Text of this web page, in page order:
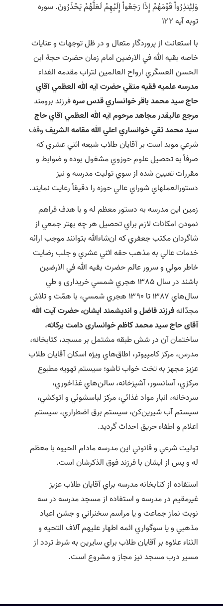
وَلِيُنذِرُواْ قَوْمَهُمْ إِذَا رَجَعُواْ إِلَيْهِمْ لَعَلَّهُمْ يَحْذَرُونَ. سوره
توبه آيه ۱۲۲
با استعانت از پروردگار متعال و در ظل توجهات و عنايات
خاصه بقيه الله في الارضين امام زمان حضرت حجة ابن
الحسن العسگري ارواح العالمين لتراب مقدمه الفداء
مدرسه علميه فقيه متقي حضرت آيه الله العظمي آقاي
حاج سيد محمد باقر خوانساري قدس سرهفرزند برومند
مرجع عاليقدر مجاهد مرحوم آيه الله العظمي آقاي حاج
سيد محمد تقي خوانساري اعلي الله مقامه الشريفوقف
شرعي موبد است بر آقايان طلاب شيعه اثني عشري که
صرفاً به تحصيل علوم حوزوي مشغول بوده و ضوابط و
مقررات تعيين شده از سوي توليت مدرسه و نيز
دستورالعملهاي شوراي عالي حوزه را دقيقاً رعايت نمايند.
زمين اين مدرسه به دستور معظم له و با هدف فراهم
نمودن امکانات لازم براي تحصيل هر چه بهتر جمعي از
شاگردان مکتب جعفري که ان‌شاءالله بتوانند موجب ارائه
خدمات عالي به مذهب حقه اثني عشري و جلب رضايت
خاطر مولي و سرور عالم حضرت بقيه الله في الارضين
باشند در سال ۱۳۸۵ هجري شمسي خريداری و طي
سال‌هاي ۱۳۸۷ تا ۱۳۹۰ هجري شمسي، با همّت و تلاش
مجدّانهفرزند فاضل و انديشمند ايشان، حضرت آیت الله
آقای حاج سيد محمد کاظم خوانساری دامت برکاته،
ساختمان آن در شش طبقه مشتمل بر مسجد، کتابخانه،
مدرس، مرکز کامپيوتر، اطاق‌هاي ويژه اسکان آقايان طلاب
عزيز مجهز به تخت خواب تاشو؛ سيستم تهويه مطبوع
مرکزي، آسانسور، آشپزخانه، سالن‌هاي غذاخوري،
سردخانه، انبار مواد غذائي، مرکز لباسشوئي و اتوکشي،
سيستم آب شيرين‌کن، سيستم برق اضطراري، سيستم
اعلام و اطفاء حريق احداث گرديد.
توليت شرعي و قانوني اين مدرسه مادام الحيوه با معظم
له و پس از ايشان با فرزند فوق الذکرشان است.
استفاده از کتابخانه مدرسه براي آقايان طلاب عزيز
غيرمقيم در مدرسه و استفاده از مسجد مدرسه در سه
نوبت نماز جماعت و يا مراسم سخنراني و جشن اعياد
مذهبي و يا سوگواري ائمه اطهار عليهم آلاف التحيه و
الثناء علاوه بر آقايان طلاب براي سايرين به شرط تردد از
مسير درب مسجد نيز مجاز و مشروع است.